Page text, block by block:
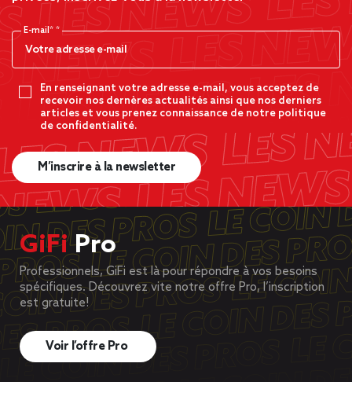
E-mail*
En renseignant votre adresse e-mail, vous acceptez de
recevoir nos dernères actualités ainsi que nos derniers
articles et vous prenez connaissance de notre politique
de confidentialité.
M’inscrire à la newsletter
GiFiPro
Professionnels, GiFi est là pour répondre à vos besoins
spécifiques. Découvrez vite notre offre Pro, l’inscription
est gratuite!
Voir l’offre Pro